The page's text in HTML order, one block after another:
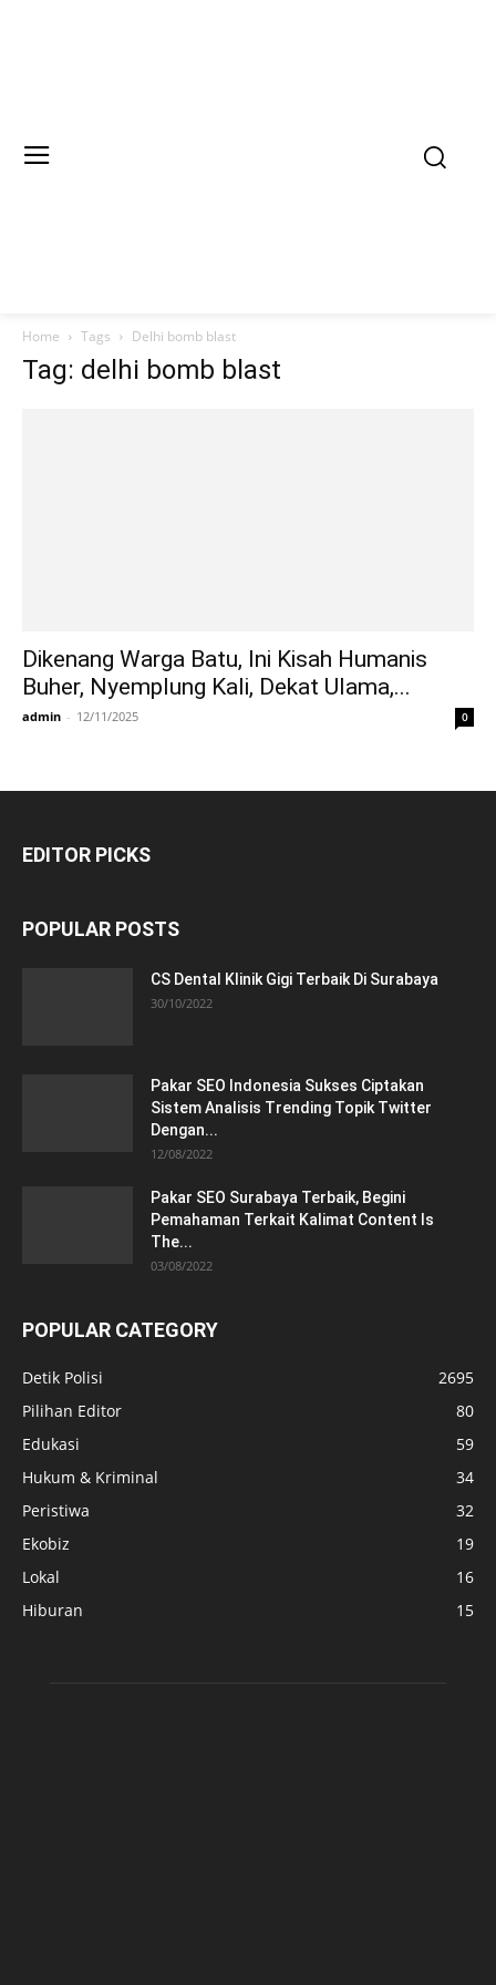
Home Tags Delhi bomb blast
Tag: delhi bomb blast
Dikenang Warga Batu, Ini Kisah Humanis
Buher, Nyemplung Kali, Dekat Ulama,...
admin - 12/11/2025 0
EDITOR PICKS
POPULAR POSTS
CS Dental Klinik Gigi Terbaik Di Surabaya
30/10/2022
Pakar SEO Indonesia Sukses Ciptakan
Sistem Analisis Trending Topik Twitter
Dengan...
12/08/2022
Pakar SEO Surabaya Terbaik, Begini
Pemahaman Terkait Kalimat Content Is
The...
03/08/2022
POPULAR CATEGORY
Detik Polisi
2695
Pilihan Editor
80
Edukasi
59
Hukum & Kriminal
34
Peristiwa
32
Ekobiz
19
Lokal
16
Hiburan
15